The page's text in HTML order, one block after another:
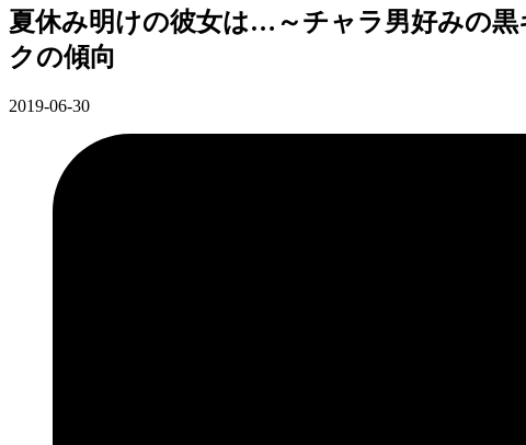
夏休み明けの彼女は…～チャラ男好みの
クの傾向
2019-06-30